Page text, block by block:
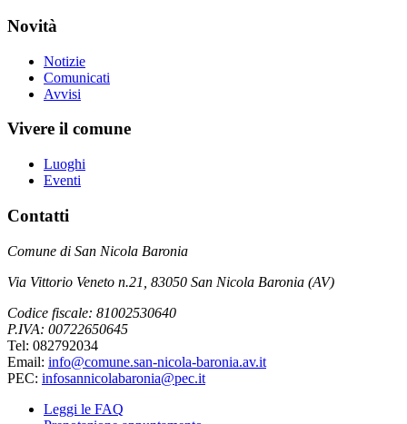
Novità
Notizie
Comunicati
Avvisi
Vivere il comune
Luoghi
Eventi
Contatti
Comune di San Nicola Baronia
Via Vittorio Veneto n.21, 83050 San Nicola Baronia (AV)
Codice fiscale: 81002530640
P.IVA: 00722650645
Tel: 082792034
Email: info@comune.san-nicola-baronia.av.it
PEC: infosannicolabaronia@pec.it
Leggi le FAQ